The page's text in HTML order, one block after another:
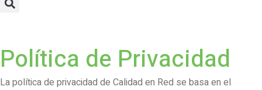
Política de Privacidad
La política de privacidad de Calidad en Red se basa en el